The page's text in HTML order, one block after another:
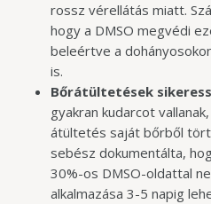
rossz vérellátás miatt.
hogy a DMSO megvédi
beleértve a
is.
Bőrátültetések
gyakran kudarcot
átültetés saját bőrből
sebész dokumentálta,
30%-os DMSO-oldattal
alkalmazása 3-5 napig